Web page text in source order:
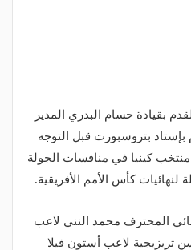
بقيادة حسام البدري المدير
بإستاد بتروسبورت قبل التوجه
منتخب كينيا في منافسات الجولة
كأس الأمم الأفريقية.
المحترف محمد النني لاعب
تريزيجية لاعب أستون فيلا